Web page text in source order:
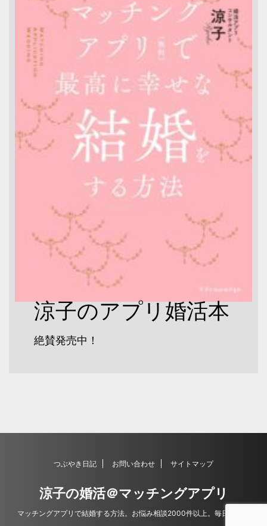
涼子のアプリ婚活本
絶賛発売中！
つぶやき日記 お問い合わせ サイトマップ
涼子の婚活＠マッチングアプリ
マッチングアプリで結婚する方法。お悩み相談2000件以上。毎日更新。